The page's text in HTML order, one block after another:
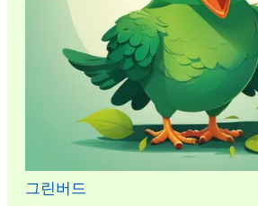
그린버드